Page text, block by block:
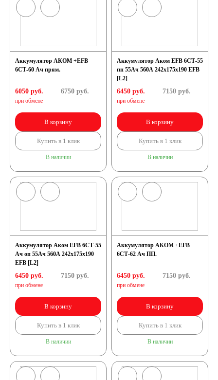
Аккумулятор АКОМ +EFB
6СТ-60 Ач прям.
6050 руб.
при обмене
6750руб.
В корзину
Купить в 1 клик
В наличии
Аккумулятор Аком EFB 6СТ-55
пп 55Ач 560А 242х175х190 EFB
[L2]
6450 руб.
при обмене
7150руб.
В корзину
Купить в 1 клик
В наличии
Аккумулятор Аком EFB 6СТ-55
Ач оп 55Ач 560А 242х175х190
EFB [L2]
6450 руб.
при обмене
7150руб.
В корзину
Купить в 1 клик
В наличии
Аккумулятор АКОМ +EFB
6СТ-62 Ач ПП.
6450 руб.
при обмене
7150руб.
В корзину
Купить в 1 клик
В наличии